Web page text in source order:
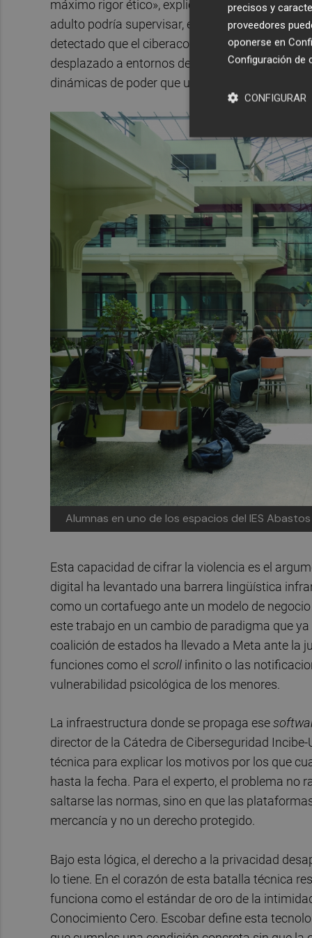
máximo rigor ético», explica la investigadora.
adulto podría supervisar, el proyecto se centra
detectado que el ciberacoso y el grooming(el
desplazado a entornos de «sombra», como los
dinámicas de poder que un padre jamás
Alumnas en uno de los espacios del IES
Esta capacidad de cifrar la violencia es el
digital ha levantado una barrera lingüística
como un cortafuego ante un modelo de
este trabajo en un cambio de paradigma que
coalición de estados ha llevado a Meta ante la
funciones como el scroll infinito o las
vulnerabilidad psicológica de los menores.
La infraestructura donde se propaga ese
director de la Cátedra de Ciberseguridad
técnica para explicar los motivos por los que
hasta la fecha. Para el experto, el problema no
saltarse las normas, sino en que las
mercancía y no un derecho protegido.
Bajo esta lógica, el derecho a la privacidad
lo tiene. En el corazón de esta batalla técnica
funciona como el estándar de oro de la
Conocimiento Cero. Escobar define esta
precisos y
proveedores
oponerse en
Configuración de
CONFIGURAR